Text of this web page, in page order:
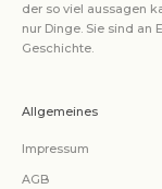
der so viel aussagen
nur Dinge. Sie sind an
Geschichte.
Allgemeines
Impressum
AGB